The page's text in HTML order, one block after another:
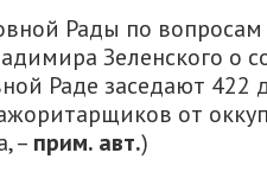
Рады по
Зеленского о
Раде заседают 422
от
– прим. авт.)